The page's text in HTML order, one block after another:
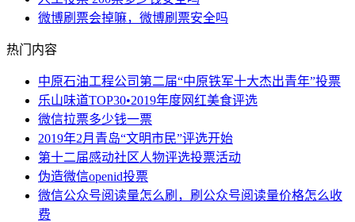
微博刷票会掉嘛，微博刷票安全吗
热门内容
中原石油工程公司第二届“中原铁军十大杰出青年”投票
乐山味道TOP30•2019年度网红美食评选
微信拉票多少钱一票
2019年2月青岛“文明市民”评选开始
第十二届感动社区人物评选投票活动
伪造微信openid投票
微信公众号阅读量怎么刷，刷公众号阅读量价格怎么收
费